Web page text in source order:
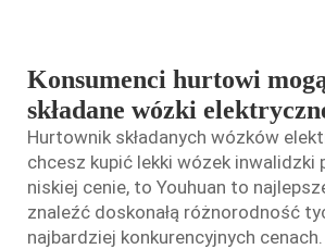
Konsumenci hurtowi
składane wózki
Hurtownik składanych wózków
chcesz kupić lekki wózek inwalidzki
niskiej cenie, to Youhuan to
znaleźć doskonałą różnorodność
najbardziej konkurencyjnych